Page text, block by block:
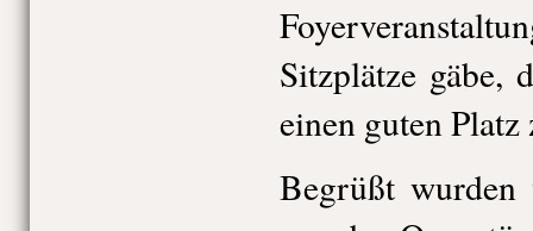
Sitzplätze gäbe,
einen guten
Begrüßt